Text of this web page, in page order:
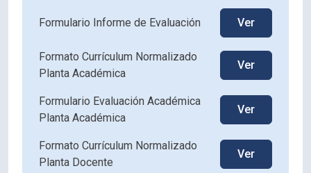
Formulario Informe de Evaluación Ver
Formato Currículum Normalizado
Planta Académica
Ver
Formulario Evaluación Académica
Planta Académica
Ver
Formato Currículum Normalizado
Planta Docente
Ver